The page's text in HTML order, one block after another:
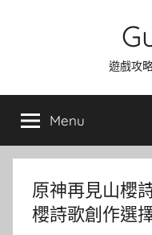
遊戲攻
Menu
原神再見山櫻
櫻詩歌創作選